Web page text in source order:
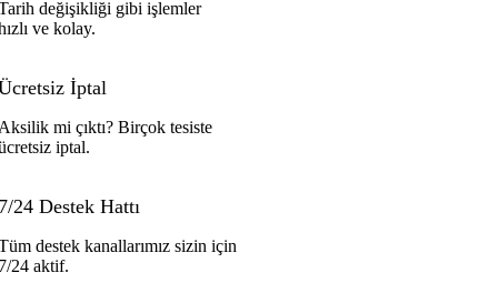
değişikliği gibi işlemler
ve kolay.
İptal
mi çıktı? Birçok tesiste
iptal.
24 Destek Hattı
destek kanallarımız sizin için
24 aktif.